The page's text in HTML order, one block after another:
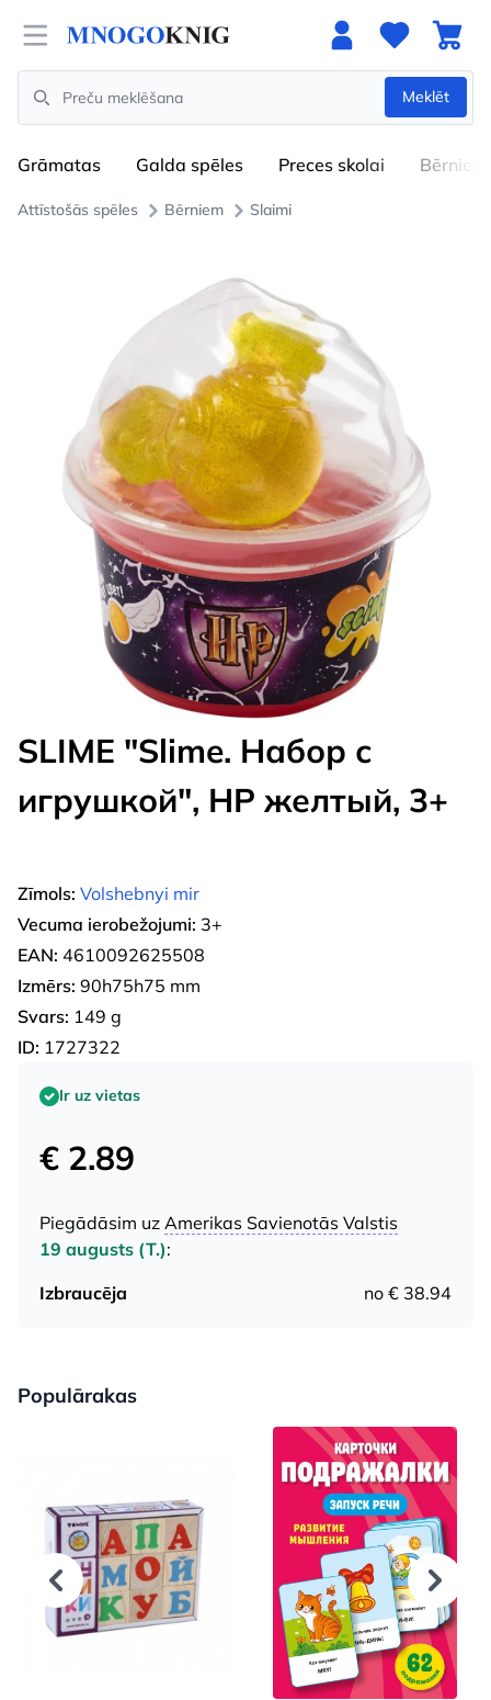
Open menu
Search
Meklēt
Grāmatas Galda spēles Preces skolai Bērniem
Attīstošās spēles Bērniem Slaimi
SLIME "Slime. Набор с
игрушкой", HP желтый, 3+
Zīmols: Volshebnyi mir
Vecuma ierobežojumi: 3+
EAN: 4610092625508
Izmērs: 90h75h75 mm
Svars: 149 g
ID: 1727322
Ir uz vietas
€ 2.89
Piegādāsim uz Amerikas Savienotās Valstis
19 augusts (T.):
Izbraucēja
no € 38.94
Populārakas